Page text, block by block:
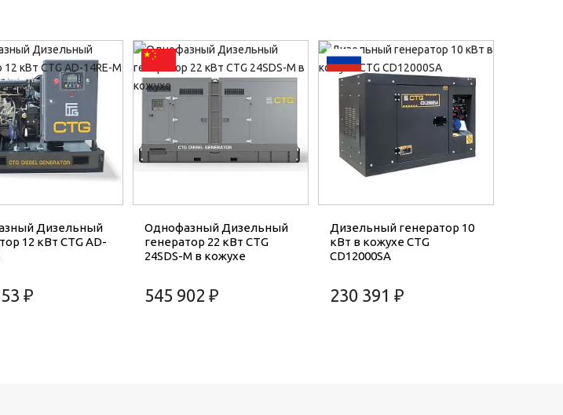
Дизельный
12 кВт CTG AD-
₽
Однофазный Дизельный
генератор 22 кВт CTG
24SDS-M в кожухе
545 902 ₽
Дизельный генератор 10
кВт в кожухе CTG
CD12000SA
230 391 ₽